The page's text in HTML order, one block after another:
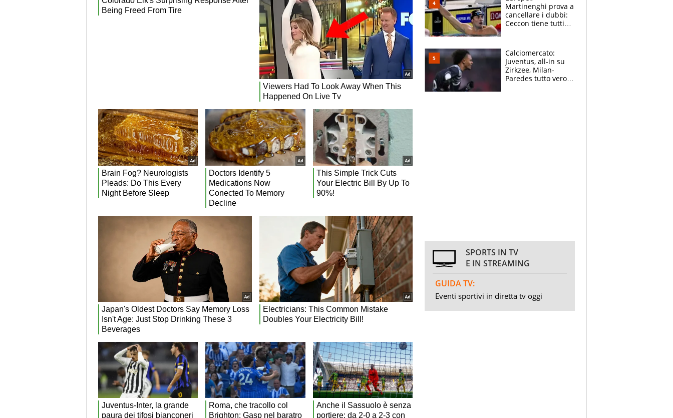
Martinenghi prova a
cancellare i dubbi:
Ceccon tiene tutti
Curtis
Calciomercato:
Juventus, all-in su
Zirkzee, Milan-
Paredes tutto vero,
SPORTS IN TV
E IN STREAMING
GUIDA TV:
Eventi sportivi in diretta tv oggi